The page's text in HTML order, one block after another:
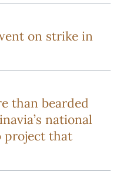
on strike in
than bearded
national
project that